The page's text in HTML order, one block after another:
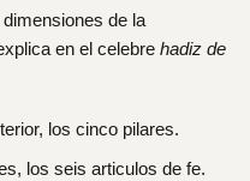
de la
en el celebre hadiz de
los cinco pilares.
los seis articulos de fe.